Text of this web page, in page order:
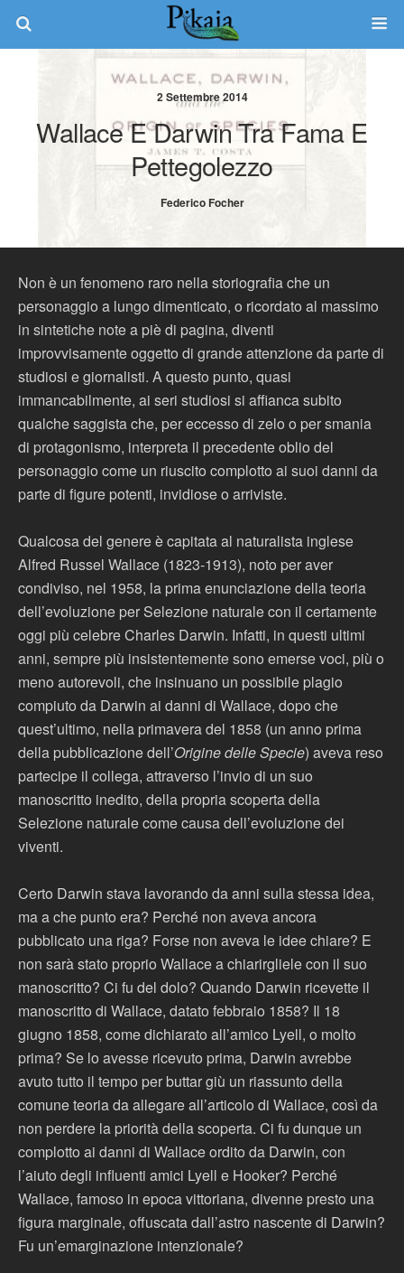
2 Settembre 2014
Wallace E Darwin Tra Fama E
Pettegolezzo
Federico Focher
Non è un fenomeno raro nella storiografia che un
personaggio a lungo dimenticato, o ricordato al massimo
in sintetiche note a piè di pagina, diventi
improvvisamente oggetto di grande attenzione da parte di
studiosi e giornalisti. A questo punto, quasi
immancabilmente, ai seri studiosi si affianca subito
qualche saggista che, per eccesso di zelo o per smania
di protagonismo, interpreta il precedente oblio del
personaggio come un riuscito complotto ai suoi danni da
parte di figure potenti, invidiose o arriviste.
Qualcosa del genere è capitata al naturalista inglese
Alfred Russel Wallace (1823-1913), noto per aver
condiviso, nel 1958, la prima enunciazione della teoria
dell’evoluzione per Selezione naturale con il certamente
oggi più celebre Charles Darwin. Infatti, in questi ultimi
anni, sempre più insistentemente sono emerse voci, più o
meno autorevoli, che insinuano un possibile plagio
compiuto da Darwin ai danni di Wallace, dopo che
quest’ultimo, nella primavera del 1858 (un anno prima
della pubblicazione dell’Origine delle Specie) aveva reso
partecipe il collega, attraverso l’invio di un suo
manoscritto inedito, della propria scoperta della
Selezione naturale come causa dell’evoluzione dei
viventi.
Certo Darwin stava lavorando da anni sulla stessa idea,
ma a che punto era? Perché non aveva ancora
pubblicato una riga? Forse non aveva le idee chiare? E
non sarà stato proprio Wallace a chiarirgliele con il suo
manoscritto? Ci fu del dolo? Quando Darwin ricevette il
manoscritto di Wallace, datato febbraio 1858? Il 18
giugno 1858, come dichiarato all’amico Lyell, o molto
prima? Se lo avesse ricevuto prima, Darwin avrebbe
avuto tutto il tempo per buttar giù un riassunto della
comune teoria da allegare all’articolo di Wallace, così da
non perdere la priorità della scoperta. Ci fu dunque un
complotto ai danni di Wallace ordito da Darwin, con
l’aiuto degli influenti amici Lyell e Hooker? Perché
Wallace, famoso in epoca vittoriana, divenne presto una
figura marginale, offuscata dall’astro nascente di Darwin?
Fu un’emarginazione intenzionale?